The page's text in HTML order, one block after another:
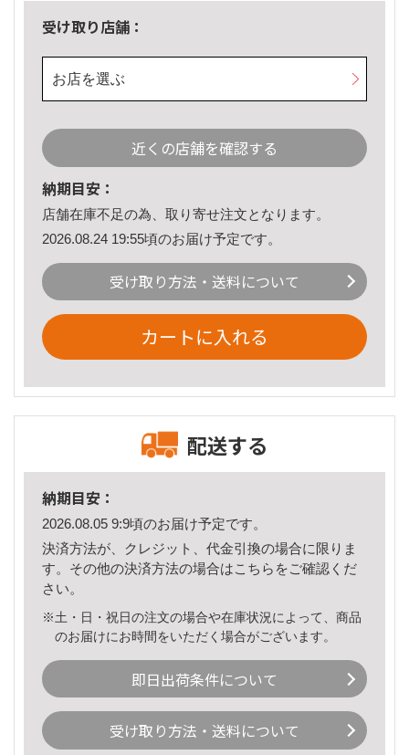
受け取り店舗：
お店を選ぶ
近くの店舗を確認する
納期目安：
店舗在庫不足の為、取り寄せ注文となります。
2026.08.24 19:55頃のお届け予定です。
受け取り方法・送料について
カートに入れる
配送する
納期目安：
2026.08.05 9:9頃のお届け予定です。
決済方法が、クレジット、代金引換の場合に限りま
す。その他の決済方法の場合はこちら をご確認くだ
さい。
※土・日・祝日の注文の場合や在庫状況によって、商品
のお届けにお時間をいただく場合がございます。
即日出荷条件について
受け取り方法・送料について